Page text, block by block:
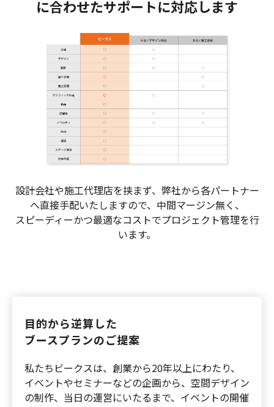
に合わせたサポートに対応します
設計会社や施工代理店を挟まず、弊社から各パートナー
へ直接手配いたしますので、中間マージン無く、
スピーディーかつ最適なコストでプロジェクト管理を行
います。
目的から逆算した
ブースプランのご提案
私たちビークスは、創業から20年以上にわたり、
イベントやセミナーなどの企画から、空間デザイン
の制作、当日の運営にいたるまで、イベントの開催